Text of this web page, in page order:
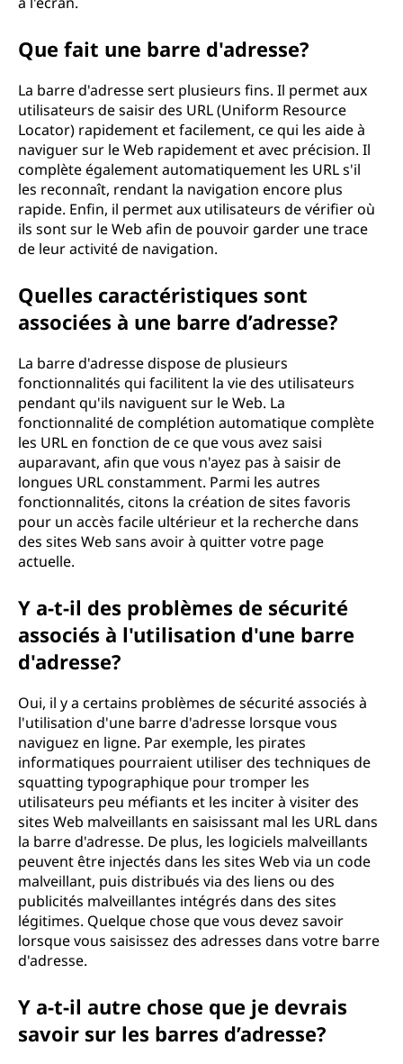
Que fait une barre d'adresse?
La barre d'adresse sert plusieurs fins. Il permet aux
utilisateurs de saisir des URL (Uniform Resource
Locator) rapidement et facilement, ce qui les aide à
naviguer sur le Web rapidement et avec précision. Il
complète également automatiquement les URL s'il
les reconnaît, rendant la navigation encore plus
rapide. Enfin, il permet aux utilisateurs de vérifier où
ils sont sur le Web afin de pouvoir garder une trace
de leur activité de navigation.
Quelles caractéristiques sont
associées à une barre d’adresse?
La barre d'adresse dispose de plusieurs
fonctionnalités qui facilitent la vie des utilisateurs
pendant qu'ils naviguent sur le Web. La
fonctionnalité de complétion automatique complète
les URL en fonction de ce que vous avez saisi
auparavant, afin que vous n'ayez pas à saisir de
longues URL constamment. Parmi les autres
fonctionnalités, citons la création de sites favoris
pour un accès facile ultérieur et la recherche dans
des sites Web sans avoir à quitter votre page
actuelle.
Y a-t-il des problèmes de sécurité
associés à l'utilisation d'une barre
d'adresse?
Oui, il y a certains problèmes de sécurité associés à
l'utilisation d'une barre d'adresse lorsque vous
naviguez en ligne. Par exemple, les pirates
informatiques pourraient utiliser des techniques de
squatting typographique pour tromper les
utilisateurs peu méfiants et les inciter à visiter des
sites Web malveillants en saisissant mal les URL dans
la barre d'adresse. De plus, les logiciels malveillants
peuvent être injectés dans les sites Web via un code
malveillant, puis distribués via des liens ou des
publicités malveillantes intégrés dans des sites
légitimes. Quelque chose que vous devez savoir
lorsque vous saisissez des adresses dans votre barre
d'adresse.
Y a-t-il autre chose que je devrais
savoir sur les barres d’adresse?